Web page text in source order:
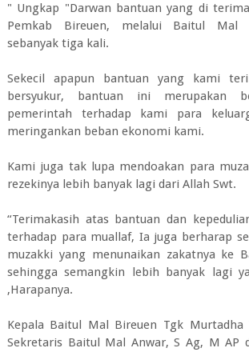
" Ungkap "Darwan bantuan yang di
Pemkab Bireuen, melalui Baitul Mal
sebanyak tiga kali.
Sekecil apapun bantuan yang kami
bersyukur, bantuan ini merupakan
pemerintah terhadap kami para
meringankan beban ekonomi kami.
Kami juga tak lupa mendoakan para
rezekinya lebih banyak lagi dari Allah Swt.
“Terimakasih atas bantuan dan
terhadap para muallaf, Ia juga berharap
muzakki yang menunaikan zakatnya ke
sehingga semangkin lebih banyak lagi
,Harapanya.
Kepala Baitul Mal Bireuen Tgk Murtadha
Sekretaris Baitul Mal Anwar, S Ag, M AP